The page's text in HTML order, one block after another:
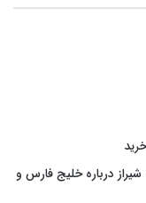
درباره خلیج فارس و